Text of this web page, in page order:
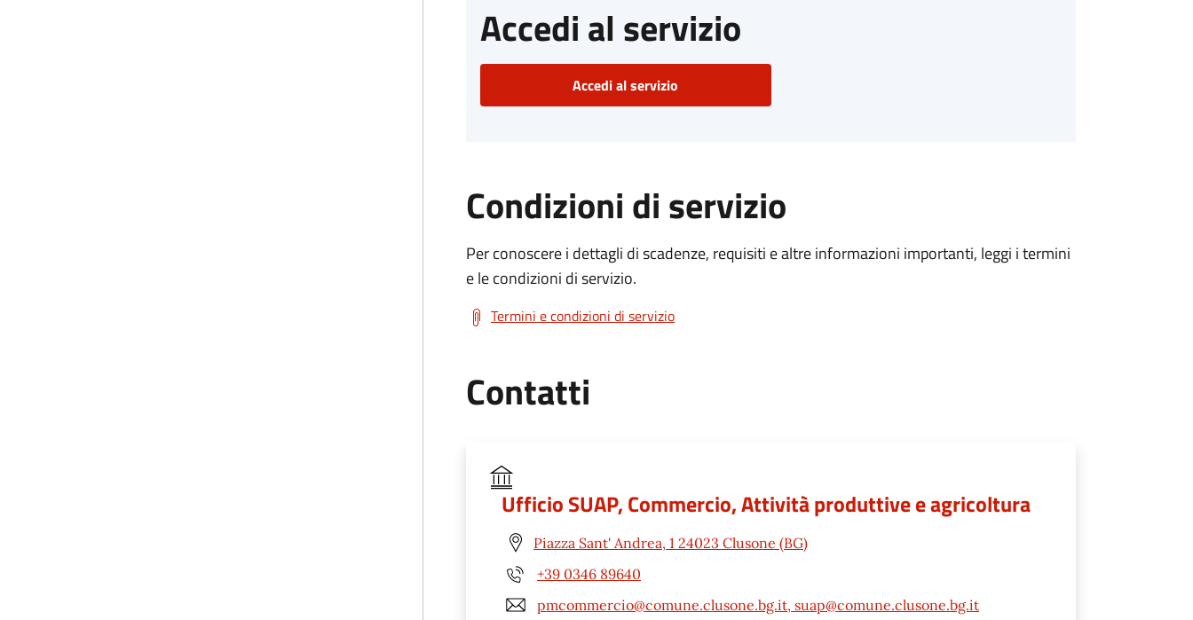
Accedi al servizio
Accedi al servizio
Condizioni di servizio
Per conoscere i dettagli di scadenze, requisiti e altre informazioni importanti, leggi i termini
e le condizioni di servizio.
Termini e condizioni di servizio
Contatti
Ufficio SUAP, Commercio, Attività produttive e agricoltura
Piazza Sant' Andrea, 1 24023 Clusone (BG)
+39 0346 89640
pmcommercio@comune.clusone.bg.it, suap@comune.clusone.bg.it